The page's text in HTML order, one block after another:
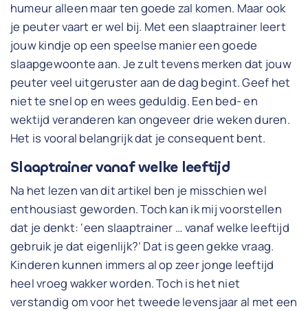
humeur alleen maar ten goede zal komen. Maar ook
je peuter vaart er wel bij. Met een slaaptrainer leert
jouw kindje op een speelse manier een goede
slaapgewoonte aan. Je zult tevens merken dat jouw
peuter veel uitgeruster aan de dag begint. Geef het
niet te snel op en wees geduldig. Een bed- en
wektijd veranderen kan ongeveer drie weken duren.
Het is vooral belangrijk dat je consequent bent.
Slaaptrainer vanaf welke leeftijd
Na het lezen van dit artikel ben je misschien wel
enthousiast geworden. Toch kan ik mij voorstellen
dat je denkt: ‘een slaaptrainer … vanaf welke leeftijd
gebruik je dat eigenlijk?’ Dat is geen gekke vraag.
Kinderen kunnen immers al op zeer jonge leeftijd
heel vroeg wakker worden. Toch is het niet
verstandig om voor het tweede levensjaar al met een